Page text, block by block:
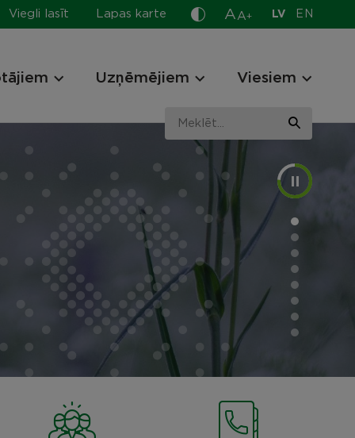
Viegli lasīt Lapas karte A A+ LV EN
Uzņēmējiem Viesiem